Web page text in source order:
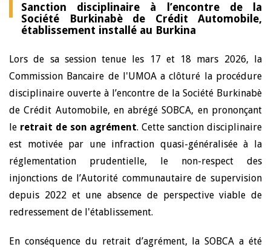
Sanction disciplinaire à l’encontre de la
Société Burkinabè de Crédit Automobile,
établissement installé au Burkina
Lors de sa session tenue les 17 et 18 mars 2026, la
Commission Bancaire de l'UMOA a clôturé la procédure
disciplinaire ouverte à l’encontre de la Société Burkinabè
de Crédit Automobile, en abrégé SOBCA, en prononçant
le retrait de son agrément. Cette sanction disciplinaire
est motivée par une infraction quasi-généralisée à la
réglementation prudentielle, le non-respect des
injonctions de l’Autorité communautaire de supervision
depuis 2022 et une absence de perspective viable de
redressement de l'établissement.
En conséquence du retrait d’agrément, la SOBCA a été